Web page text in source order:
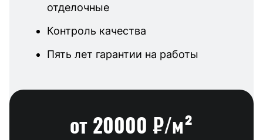
отделочные
Контроль качества
Пять лет гарантии на работы
от 20000 ₽/м²